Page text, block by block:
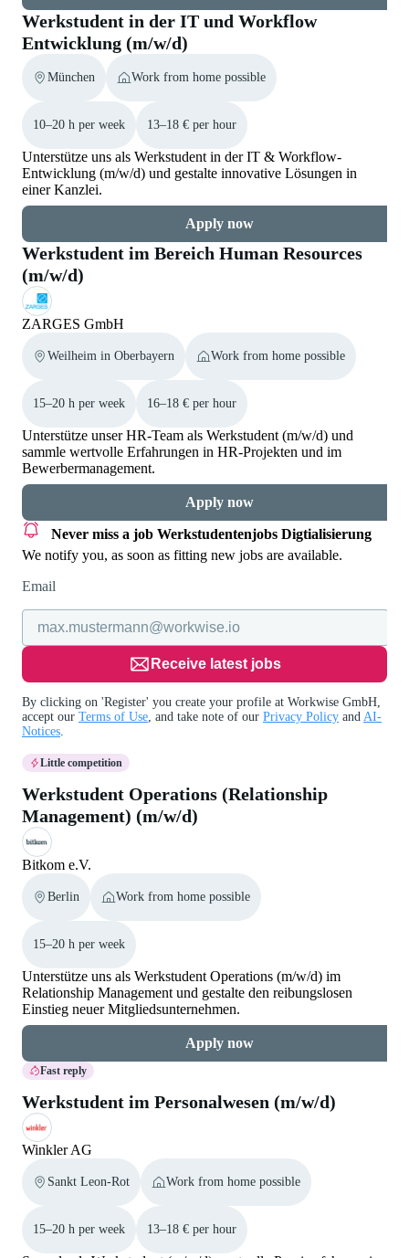
Werkstudent in der IT und Workflow
Entwicklung (m/w/d)
München Work from home possible
10–20 h per week 13–18 € per hour
Unterstütze uns als Werkstudent in der IT & Workflow-
Entwicklung (m/w/d) und gestalte innovative Lösungen in
einer Kanzlei.
Apply now
Werkstudent im Bereich Human Resources
(m/w/d)
ZARGES GmbH
Weilheim in Oberbayern Work from home possible
15–20 h per week 16–18 € per hour
Unterstütze unser HR-Team als Werkstudent (m/w/d) und
sammle wertvolle Erfahrungen in HR-Projekten und im
Bewerbermanagement.
Apply now
Never miss a job Werkstudentenjobs Digtialisierung
We notify you, as soon as fitting new jobs are available.
Email
Receive latest jobs
By clicking on 'Register' you create your profile at Workwise GmbH,
accept our Terms of Use , and take note of our Privacy Policy and AI-
Notices
Little competition
Werkstudent Operations (Relationship
Management) (m/w/d)
Bitkom e.V.
Berlin Work from home possible
15–20 h per week
Unterstütze uns als Werkstudent Operations (m/w/d) im
Relationship Management und gestalte den reibungslosen
Einstieg neuer Mitgliedsunternehmen.
Apply now
Fast reply
Werkstudent im Personalwesen (m/w/d)
Winkler AG
Sankt Leon-Rot Work from home possible
15–20 h per week 13–18 € per hour